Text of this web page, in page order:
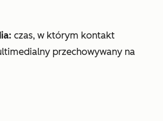
czas, w którym kontakt
przechowywany na